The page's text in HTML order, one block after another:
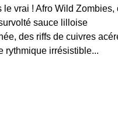
vrai ! Afro Wild Zombies,
sauce lilloise
des riffs de cuivres
rythmique irrésistible...